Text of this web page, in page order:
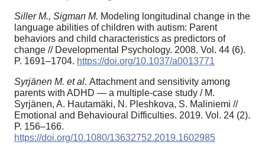
Siller M., Sigman M. Modeling longitudinal change in the
language abilities of children with autism: Parent
behaviors and child characteristics as predictors of
change // Developmental Psychology. 2008. Vol. 44 (6).
P. 1691–1704. https://doi.org/10.1037/a0013771
Syrjänen M. et al. Attachment and sensitivity among
parents with ADHD — a multiple-case study / M.
Syrjänen, A. Hautamäki, N. Pleshkova, S. Maliniemi //
Emotional and Behavioural Difficulties. 2019. Vol. 24 (2).
P. 156–166.
https://doi.org/10.1080/13632752.2019.1602985